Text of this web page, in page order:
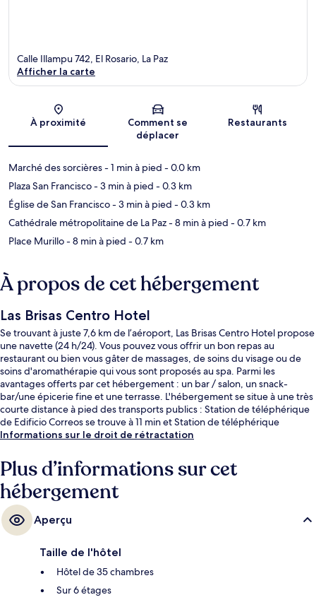
Carte
Calle Illampu 742, El Rosario, La Paz
Afficher la carte
À proximité
Comment se
déplacer
Restaurants
Marché des sorcières- 1 min à pied - 0.0 km
Plaza San Francisco- 3 min à pied - 0.3 km
Église de San Francisco- 3 min à pied - 0.3 km
Cathédrale métropolitaine de La Paz- 8 min à pied - 0.7 km
Place Murillo- 8 min à pied - 0.7 km
À propos de cet hébergement
Las Brisas Centro Hotel
Se trouvant à juste 7,6 km de l’aéroport, Las Brisas Centro Hotel propose
une navette (24 h/24). Vous pouvez vous offrir un bon repas au
restaurant ou bien vous gâter de massages, de soins du visage ou de
soins d'aromathérapie qui vous sont proposés au spa. Parmi les
avantages offerts par cet hébergement : un bar / salon, un snack-
bar/une épicerie fine et une terrasse. L'hébergement se situe à une très
courte distance à pied des transports publics : Station de téléphérique
de Edificio Correos se trouve à 11 min et Station de téléphérique
d'Armentia, à 11 min.
Informations sur le droit de rétractation
Plus d’informations sur cet
hébergement
Aperçu
Taille de l'hôtel
Hôtel de 35 chambres
Sur 6 étages